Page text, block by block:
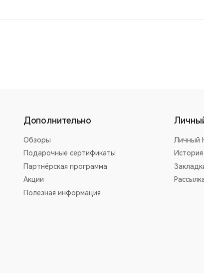
Дополнительно
Обзоры
Подарочные сертификаты
Партнёрская программа
Акции
Полезная информация
Личный